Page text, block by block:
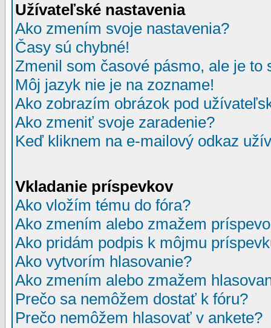
Užívateľské nastavenia
Ako zmením svoje nastavenia?
Časy sú chybné!
Zmenil som časové pásmo, ale je to
Môj jazyk nie je na zozname!
Ako zobrazím obrázok pod
Ako zmeniť svoje zaradenie?
Keď kliknem na e-mailový odkaz
Vkladanie príspevkov
Ako vložím tému do fóra?
Ako zmením alebo zmažem
Ako pridám podpis k môjmu
Ako vytvorím hlasovanie?
Ako zmením alebo zmažem
Prečo sa nemôžem dostať k fóru?
Prečo nemôžem hlasovať v ankete?